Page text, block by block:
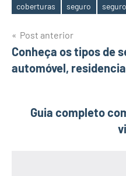
Tags
coberturas seguro
Navegação
de
Post anterior
Conheça os tipos de
automóvel,
Guia completo